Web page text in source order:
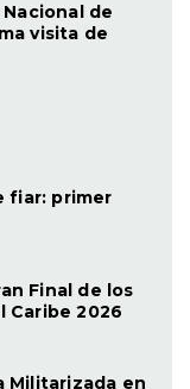
de
visita de
fiar: primer
Final de los
Caribe 2026
Militarizada en